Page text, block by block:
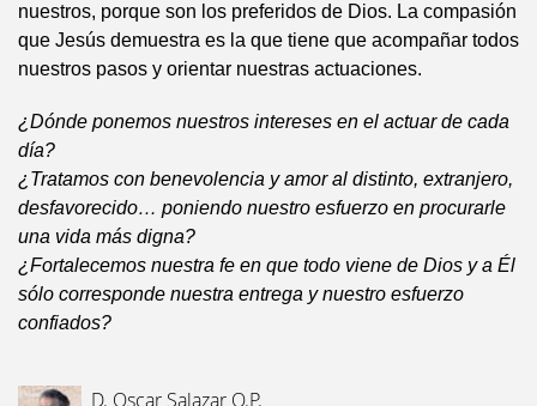
nuestros, porque son los preferidos de Dios. La compasión
que Jesús demuestra es la que tiene que acompañar todos
nuestros pasos y orientar nuestras actuaciones.
¿Dónde ponemos nuestros intereses en el actuar de cada
día?
¿Tratamos con benevolencia y amor al distinto, extranjero,
desfavorecido… poniendo nuestro esfuerzo en procurarle
una vida más digna?
¿Fortalecemos nuestra fe en que todo viene de Dios y a Él
sólo corresponde nuestra entrega y nuestro esfuerzo
confiados?
D. Oscar Salazar O.P.